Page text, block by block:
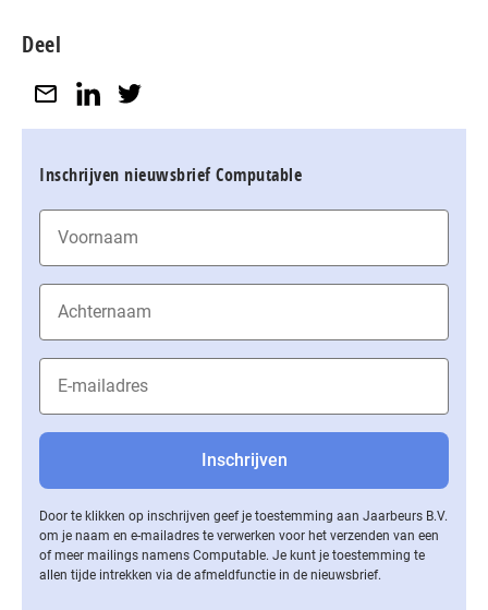
Deel
Inschrijven nieuwsbrief Computable
Door te klikken op inschrijven geef je toestemming aan Jaarbeurs B.V.
om je naam en e-mailadres te verwerken voor het verzenden van een
of meer mailings namens Computable. Je kunt je toestemming te
allen tijde intrekken via de af­meld­func­tie in de nieuwsbrief.